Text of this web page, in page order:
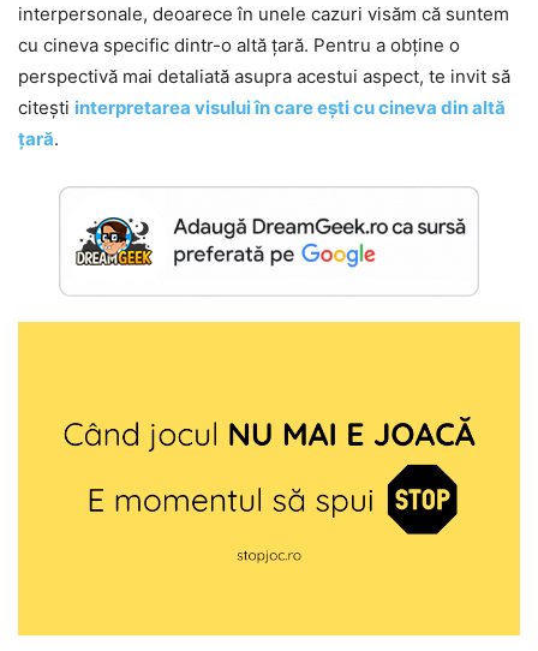
interpersonale, deoarece în unele cazuri visăm că suntem
cu cineva specific dintr-o altă țară. Pentru a obține o
perspectivă mai detaliată asupra acestui aspect, te invit să
citești interpretarea visului în care ești cu cineva din altă
țară.